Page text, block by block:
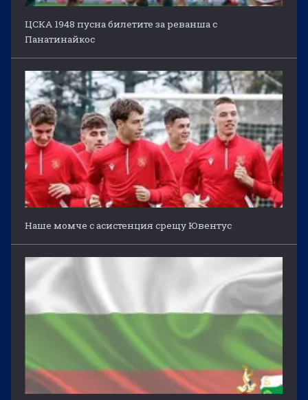
ЦСКА 1948 пусна билетите за реванша с
Панатинайкос
Наше момче с асистенция срещу Ювентус